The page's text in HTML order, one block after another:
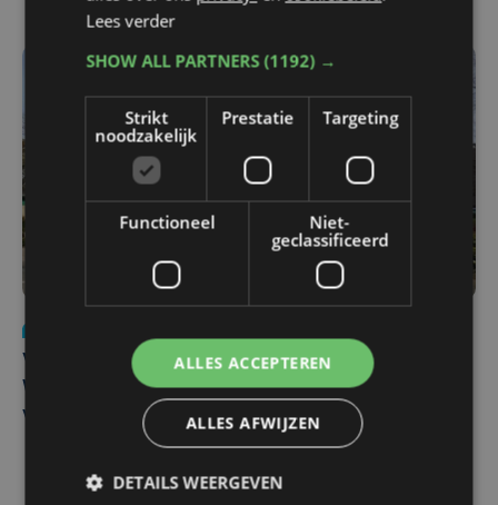
Vier Oostendse gynaecologen versterken dienst in AZ
West, dat ook een nieuwe voltijdse gynaecoloog
verwelkomt
Lees verder
SHOW ALL PARTNERS(1192) →
Strikt
noodzakelijk
Prestatie Targeting
Functioneel
Niet-
geclassificeerd
ALLES ACCEPTEREN
ALLES AFWIJZEN
DETAILS WEERGEVEN